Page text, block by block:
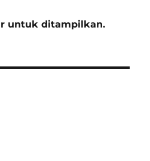
untuk ditampilkan.